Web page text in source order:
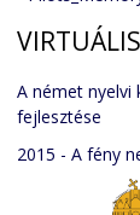
VIRTUÁLIS
A német nyelvi
fejlesztése
2015 - A fény